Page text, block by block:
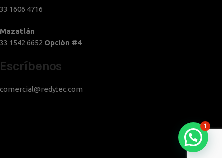
33 1606 4716
Mazatlán
33 1542 6652 Opción #4
Escríbenos
comercial@redytec.com
1